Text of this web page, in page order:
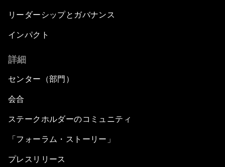
リーダーシップとガバナンス
インパクト
詳細
センター（部門）
会合
ステークホルダーのコミュニティ
「フォーラム・ストーリー」
プレスリリース